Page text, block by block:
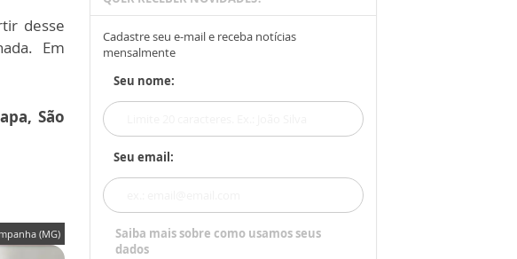
desse
Em
São
(MG)
Cadastre seu e-mail e receba notícias
mensalmente
Seu nome:
Seu email:
Saiba mais sobre como usamos seus
dados